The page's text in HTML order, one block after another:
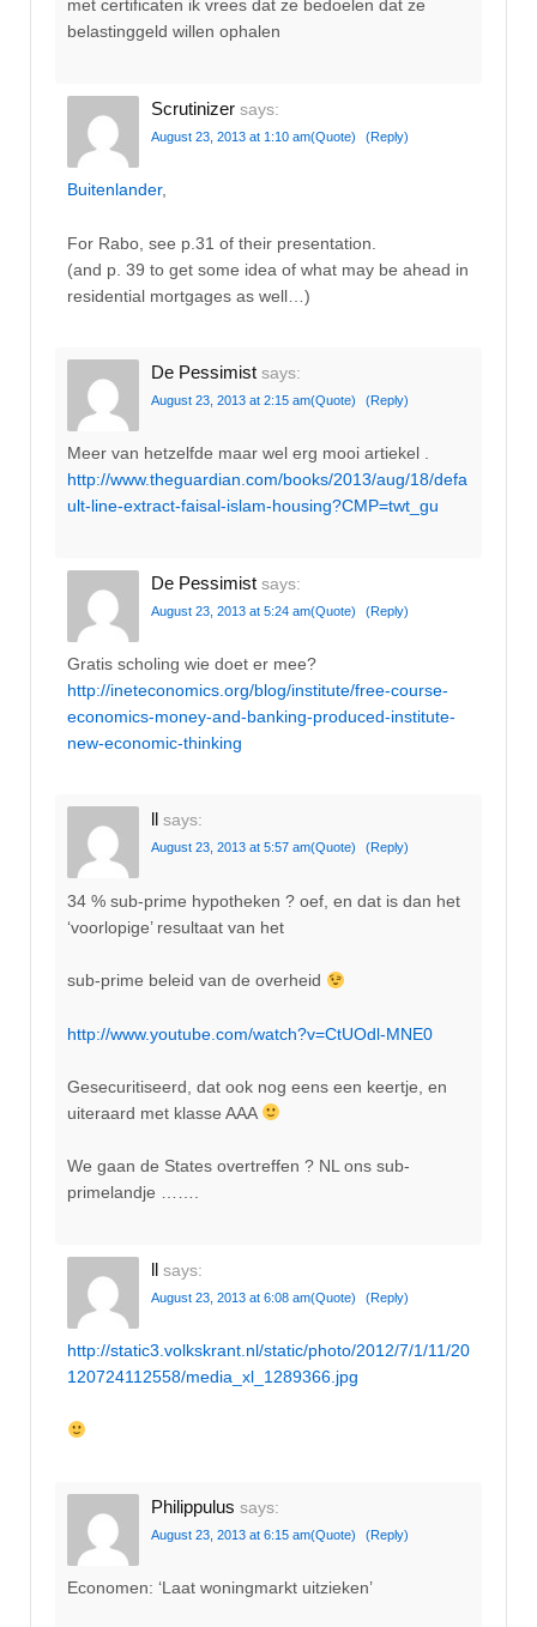
met certificaten ik vrees dat ze bedoelen dat ze
belastinggeld willen ophalen
Scrutinizer says:
August 23, 2013 at 1:10 am(Quote) (Reply)
Buitenlander,
For Rabo, see p.31 of their presentation.
(and p. 39 to get some idea of what may be ahead in
residential mortgages as well…)
De Pessimist says:
August 23, 2013 at 2:15 am(Quote) (Reply)
Meer van hetzelfde maar wel erg mooi artiekel .
http://www.theguardian.com/books/2013/aug/18/defa
ult-line-extract-faisal-islam-housing?CMP=twt_gu
De Pessimist says:
August 23, 2013 at 5:24 am(Quote) (Reply)
Gratis scholing wie doet er mee?
http://ineteconomics.org/blog/institute/free-course-
economics-money-and-banking-produced-institute-
new-economic-thinking
says:
August 23, 2013 at 5:57 am(Quote) (Reply)
34 % sub-prime hypotheken ? oef, en dat is dan het
‘voorlopige’ resultaat van het
sub-prime beleid van de overheid
http://www.youtube.com/watch?v=CtUOdl-MNE0
Gesecuritiseerd, dat ook nog eens een keertje, en
uiteraard met klasse AAA
We gaan de States overtreffen ? NL ons sub-
primelandje …….
ll says:
August 23, 2013 at 6:08 am(Quote) (Reply)
http://static3.volkskrant.nl/static/photo/2012/7/1/11/20
120724112558/media_xl_1289366.jpg
Philippulus says:
August 23, 2013 at 6:15 am(Quote) (Reply)
Economen: ‘Laat woningmarkt uitzieken’